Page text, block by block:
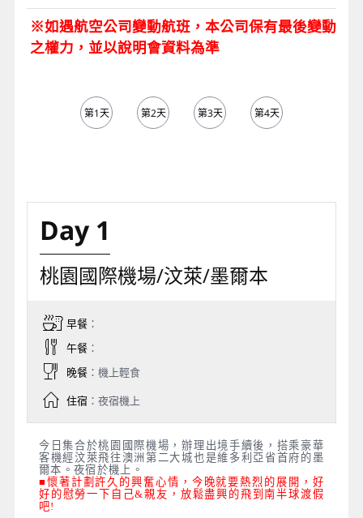
※如遇航空公司變動航班，本公司保有最後變動
之權力，並以說明會資料為準
第1天 第2天 第3天 第4天
Day 1
桃園國際機場/汶萊/墨爾本
早餐：
午餐：
晚餐：機上輕食
住宿：夜宿機上
今日集合於桃園國際機場，辦理出境手續後，搭乘豪華
客機經汶萊飛往澳洲第二大城也是維多利亞省首府的墨
爾本。夜宿於機上。
■懷著計劃許久的興奮心情，今晚就要熱烈的展開，好
好的慰勞一下自己&親友，放鬆盡興的飛到南半球渡假
吧!